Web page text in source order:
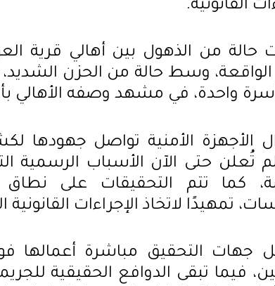
القانونية.
حالة من الذهول بين أهالي قرية
وسط حالة من الحزن
أسرة واحدة، في مشهد وصفه الأهالي
الأجهزة الأمنية تواصل جهودها
تُعلن حتى الآن الأسباب الرسمية
كما تتم التحقيقات على
تمهيدًا لاتخاذ الإجراءات القانونية
جهات التحقيق مباشرة أعمالها
فيما تبقى الدوافع الحقيقية